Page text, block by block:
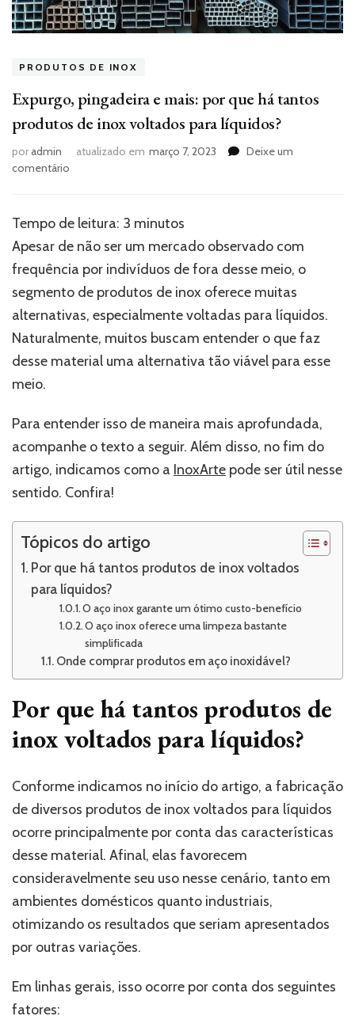
PRODUTOS DE INOX
Expurgo, pingadeira e mais: por que há tantos
produtos de inox voltados para líquidos?
poradmin atualizado em março 7, 2023
Deixe um
comentário
por
que
tantos
produtos
de
voltados
Tempo de leitura: 3 minutos
Apesar de não ser um mercado observado com
frequência por indivíduos de fora desse meio, o
segmento de produtos de inox oferece muitas
alternativas, especialmente voltadas para líquidos.
Naturalmente, muitos buscam entender o que faz
desse material uma alternativa tão viável para esse
meio.
Para entender isso de maneira mais aprofundada,
acompanhe o texto a seguir. Além disso, no fim do
artigo, indicamos como a InoxArte pode ser útil nesse
sentido. Confira!
Tópicos do artigo
Por que há tantos produtos de inox voltados
para líquidos?
O aço inox garante um ótimo custo-benefício
O aço inox oferece uma limpeza bastante
simplificada
Onde comprar produtos em aço inoxidável?
Por que há tantos produtos de
inox voltados para líquidos?
Conforme indicamos no início do artigo, a fabricação
de diversos produtos de inox voltados para líquidos
ocorre principalmente por conta das características
desse material. Afinal, elas favorecem
consideravelmente seu uso nesse cenário, tanto em
ambientes domésticos quanto industriais,
otimizando os resultados que seriam apresentados
por outras variações.
Em linhas gerais, isso ocorre por conta dos seguintes
fatores: